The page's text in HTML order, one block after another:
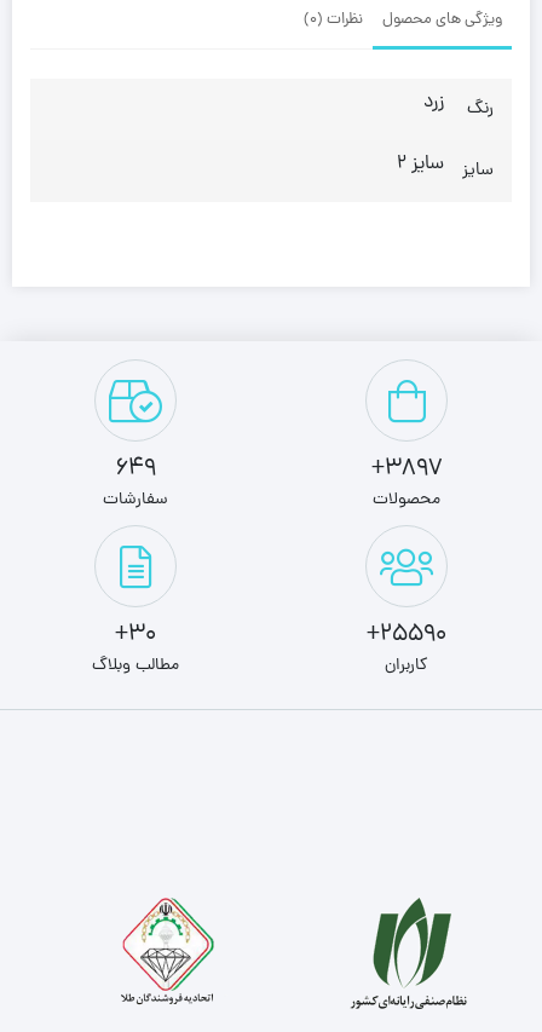
ویژگی های محصول نظرات (0)
رنگ زرد
سایز سایز 2
3897+
محصولات
649
سفارشات
25590+
کاربران
30+
مطالب وبلاگ